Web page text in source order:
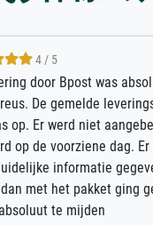
Sehr gute Qualität des
des Rahmens! Unser Bild
sorgfältig und sicher
unbeschadet bei uns
unser letzter Meisterdruck
Dank!